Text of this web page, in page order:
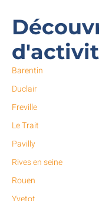
Barentin
Duclair
Freville
Le Trait
Pavilly
Rives en seine
Rouen